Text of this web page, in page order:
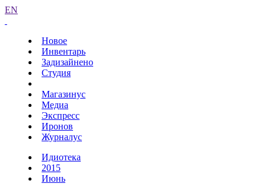
EN
Новое
Инвентарь
Задизайнено
Студия
Магазинус
Медиа
Экспресс
Иронов
Журналус
Идиотека
2015
Июнь